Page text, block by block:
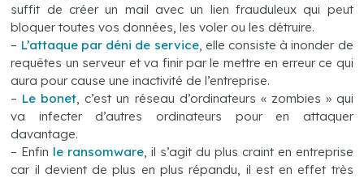
suffit de créer un mail avec un lien frauduleux qui peut
bloquer toutes vos données, les voler ou les détruire.
– L’attaque par déni de service, elle consiste à inonder de
requêtes un serveur et va finir par le mettre en erreur ce qui
aura pour cause une inactivité de l’entreprise.
– Le bonet , c’est un réseau d’ordinateurs « zombies » qui
va infecter d’autres ordinateurs pour en attaquer
davantage.
– Enfin le ransomware , il s’agit du plus craint en entreprise
car il devient de plus en plus répandu, il est en effet très